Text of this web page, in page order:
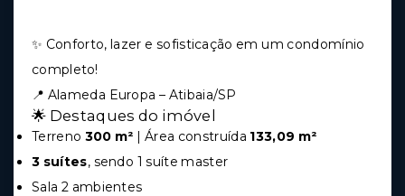
✨ Conforto, lazer e sofisticação em um condomínio
completo!
📍 Alameda Europa – Atibaia/SP
🌟 Destaques do imóvel
Terreno 300 m² | Área construída 133,09 m²
3 suítes, sendo 1 suíte master
Sala 2 ambientes